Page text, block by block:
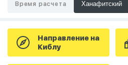
Время расчета
Направление на
Киблу